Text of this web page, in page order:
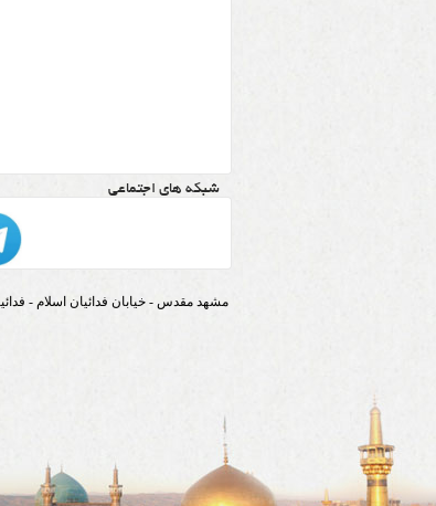
شبکه های اجتماعی
مشهد مقدس - خیابان فدائیان اسلام - فدائیان اسلام 12 - جمعیت هلال احمر مشهد مقدس &&&